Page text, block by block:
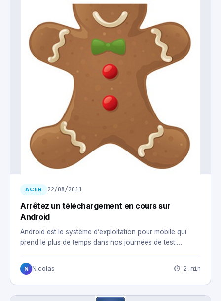
ACER 22/08/2011
Arrêtez un téléchargement en cours sur
Android
Android est le système d’exploitation pour mobile qui
prend le plus de temps dans nos journées de test.…
N Nicolas ⏱ 2 min